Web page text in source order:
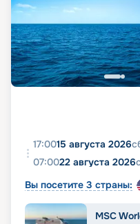
17:0015 августа 2026
07:0022 августа 2026
Вы посетите 3 страны:
MSC